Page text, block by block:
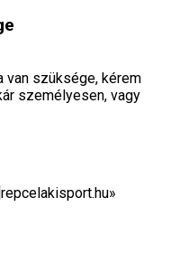
van szüksége, kérem
személyesen, vagy